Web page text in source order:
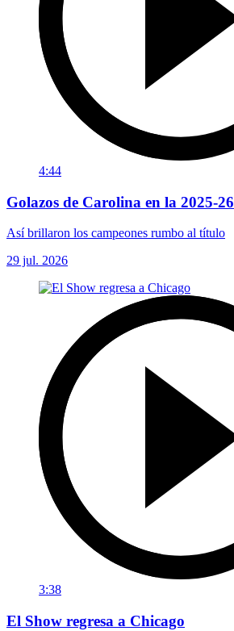
4:44
Golazos de Carolina en la 2025-26
Así brillaron los campeones rumbo al título
29 jul. 2026
3:38
El Show regresa a Chicago